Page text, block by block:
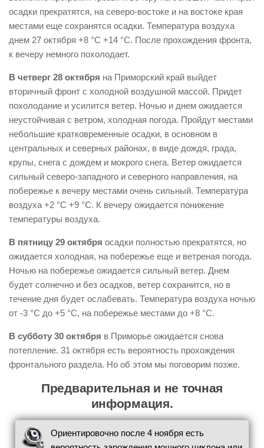
осадки прекратятся, на северо-востоке и на востоке края
местами еще сохранятся осадки. Температура воздуха
днем 27 октября +8 °С +14 °С. После прохождения фронта,
к вечеру немного похолодает.
В четверг 28 октября на Приморский край выйдет
вторичный фронт с холодной воздушной массой. Придет
похолодание и усилится ветер. Ночью и днем ожидается
неустойчивая с ветром, холодная погода. Пройдут местами
небольшие кратковременные осадки, в основном в
центральных и северных районах, в виде дождя, града,
крупы, снега с дождем и мокрого снега. Ветер ожидается
сильный северо-западного и северного направления, на
побережье к вечеру местами очень сильный. Температура
воздуха +2 °С +9 °С. К вечеру ожидается понижение
температуры воздуха.
В пятницу 29 октября осадки полностью прекратятся, но
ожидается холодная, на побережье еще и ветреная погода.
Ночью на побережье ожидается сильный ветер. Днем
будет солнечно и без осадков, ветер сохранится, но в
течение дня будет ослабевать. Температура воздуха ночью
от -3 °С до +5 °С, на побережье местами до +8 °С.
В субботу 30 октября в Приморье ожидается снова
потепление. 31 октября есть вероятность прохождения
фронтального раздела. Но об этом мы поговорим позже.
Предварительная и не точная
информация.
Ориентировочно после 4 ноября есть